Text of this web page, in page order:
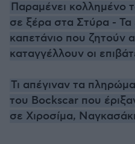
Παραμένει κολλημένο
σε ξέρα στα Στύρα - Τα
καπετάνιο που ζητούν
καταγγέλλουν οι
Τι απέγιναν τα
του Bockscar που
σε Χιροσίμα, Ναγκασάκι